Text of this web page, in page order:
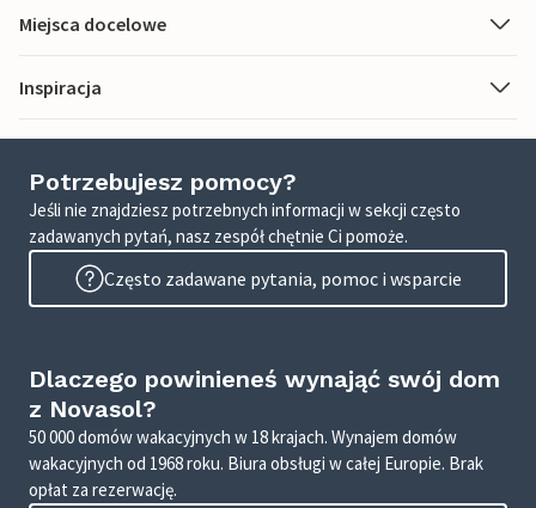
Miejsca docelowe
Inspiracja
Potrzebujesz pomocy?
Jeśli nie znajdziesz potrzebnych informacji w sekcji często
zadawanych pytań, nasz zespół chętnie Ci pomoże.
Często zadawane pytania, pomoc i wsparcie
Dlaczego powinieneś wynająć swój dom
z Novasol?
50 000 domów wakacyjnych w 18 krajach. Wynajem domów
wakacyjnych od 1968 roku. Biura obsługi w całej Europie. Brak
opłat za rezerwację.